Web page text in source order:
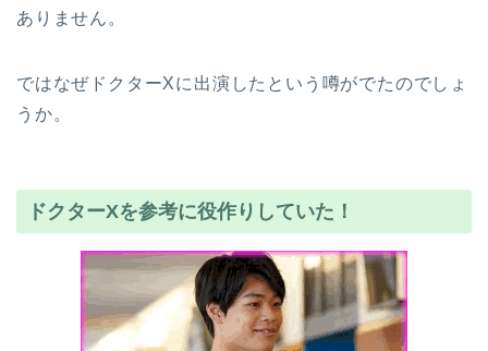
ありません。
ではなぜドクターXに出演したという噂がでたのでしょ
うか。
ドクターXを参考に役作りしていた！